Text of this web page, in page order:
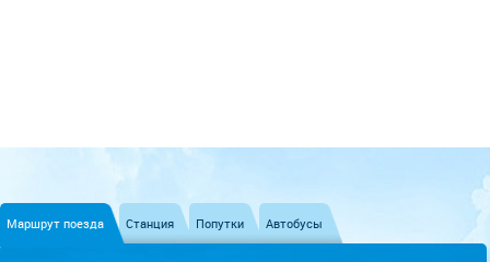
Маршрут поезда Станция Попутки Автобусы